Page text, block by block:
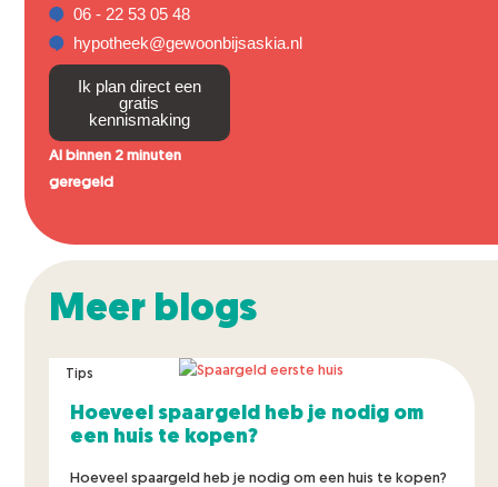
06 - 22 53 05 48
hypotheek@gewoonbijsaskia.nl
Ik plan direct een
gratis
kennismaking
Al binnen 2 minuten
geregeld
Meer blogs
Tips
Hoeveel spaargeld heb je nodig om
een huis te kopen?
Hoeveel spaargeld heb je nodig om een huis te kopen?